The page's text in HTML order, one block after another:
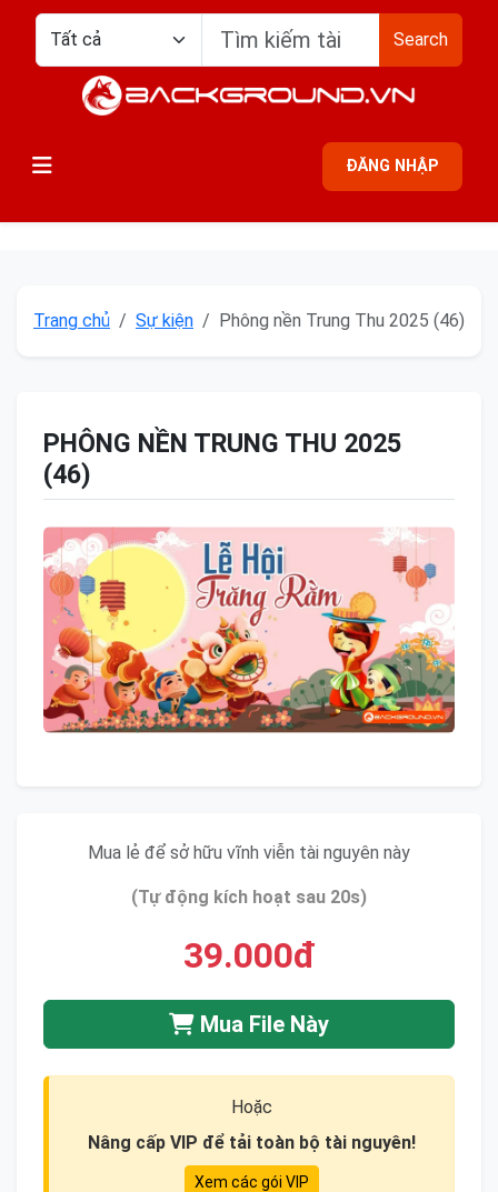
Search
ĐĂNG NHẬP
Trang chủ Sự kiện Phông nền Trung Thu 2025 (46)
PHÔNG NỀN TRUNG THU 2025
(46)
Mua lẻ để sở hữu vĩnh viễn tài nguyên này
(Tự động kích hoạt sau 20s)
39.000đ
Mua File Này
Hoặc
Nâng cấp VIP để tải toàn bộ tài nguyên!
Xem các gói VIP